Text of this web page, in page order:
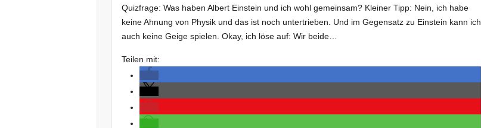
Quizfrage: Was haben Albert Einstein und ich wohl gemeinsam? Kleiner Tipp: Nein, ich habe
keine Ahnung von Physik und das ist noch untertrieben. Und im Gegensatz zu Einstein kann ich
auch keine Geige spielen. Okay, ich löse auf: Wir beide…
Teilen mit: